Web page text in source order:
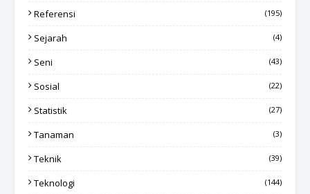
Referensi (195)
Sejarah (4)
Seni (43)
Sosial (22)
Statistik (27)
Tanaman (3)
Teknik (39)
Teknologi (144)